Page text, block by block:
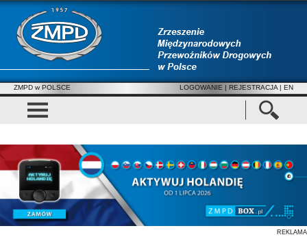
ZMPD w POLSCE LOGOWANIE | REJESTRACJA | EN
REKLAMA